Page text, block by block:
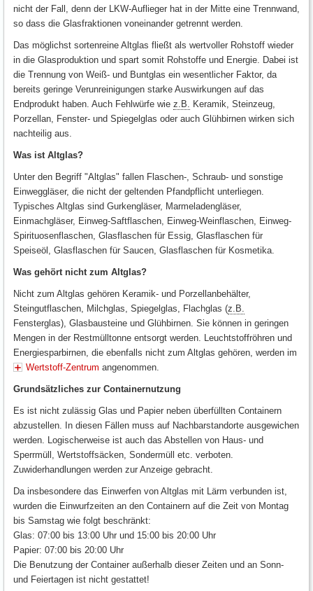
nicht der Fall, denn der LKW-Auflieger hat in der Mitte eine Trennwand,
so dass die Glasfraktionen voneinander getrennt werden.
Das möglichst sortenreine Altglas fließt als wertvoller Rohstoff wieder
in die Glasproduktion und spart somit Rohstoffe und Energie. Dabei ist
die Trennung von Weiß- und Buntglas ein wesentlicher Faktor, da
bereits geringe Verunreinigungen starke Auswirkungen auf das
Endprodukt haben. Auch Fehlwürfe wie z.B.
Keramik, Steinzeug,
Porzellan, Fenster- und Spiegelglas oder auch Glühbirnen wirken sich
nachteilig aus.
Was ist Altglas?
Unter den Begriff "Altglas" fallen Flaschen-, Schraub- und sonstige
Einweggläser, die nicht der geltenden Pfandpflicht unterliegen.
Typisches Altglas sind Gurkengläser, Marmeladengläser,
Einmachgläser, Einweg-Saftflaschen, Einweg-Weinflaschen, Einweg-
Spirituosenflaschen, Glasflaschen für Essig, Glasflaschen für
Speiseöl, Glasflaschen für Saucen, Glasflaschen für Kosmetika.
Was gehört nicht zum Altglas?
Nicht zum Altglas gehören Keramik- und Porzellanbehälter,
Steingutflaschen, Milchglas, Spiegelglas, Flachglas (z.B.
Fensterglas), Glasbausteine und Glühbirnen. Sie können in geringen
Mengen in der Restmülltonne entsorgt werden. Leuchtstoffröhren und
Energiesparbirnen, die ebenfalls nicht zum Altglas gehören, werden im
Wertstoff-Zentrum angenommen.
Grundsätzliches zur Containernutzung
Es ist nicht zulässig Glas und Papier neben überfüllten Containern
abzustellen. In diesen Fällen muss auf Nachbarstandorte ausgewichen
werden. Logischerweise ist auch das Abstellen von Haus- und
Sperrmüll, Wertstoffsäcken, Sondermüll etc. verboten.
Zuwiderhandlungen werden zur Anzeige gebracht.
Da insbesondere das Einwerfen von Altglas mit Lärm verbunden ist,
wurden die Einwurfzeiten an den Containern auf die Zeit von Montag
bis Samstag wie folgt beschränkt:
Glas: 07:00 bis 13:00 Uhr und 15:00 bis 20:00 Uhr
Papier: 07:00 bis 20:00 Uhr
Die Benutzung der Container außerhalb dieser Zeiten und an Sonn-
und Feiertagen ist nicht gestattet!